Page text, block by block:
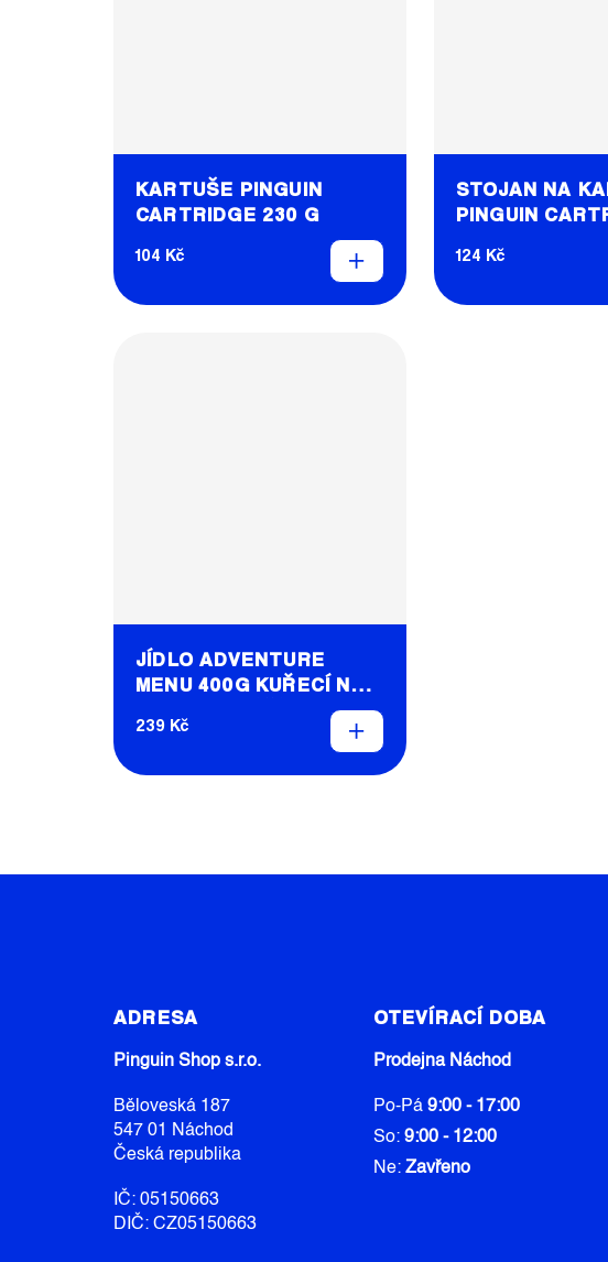
KARTUŠE PINGUIN
CARTRIDGE 230 G
104 Kč
STOJAN NA
PINGUIN
124 Kč
JÍDLO ADVENTURE
MENU 400G KUŘECÍ NA
239 Kč
ADRESA
Pinguin Shop s.r.o.
Běloveská 187
547 01 Náchod
Česká republika
IČ: 05150663
DIČ: CZ05150663
OTEVÍRACÍ DOBA
Prodejna Náchod
Po-Pá 9:00 - 17:00
So: 9:00 - 12:00
Ne: Zavřeno